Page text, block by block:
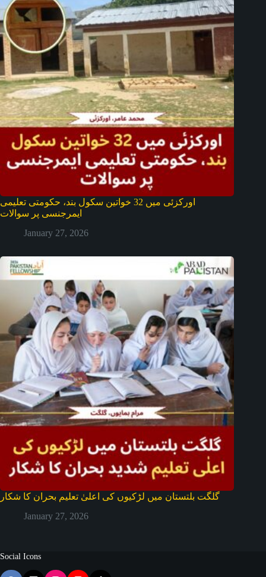
اورکزئی میں 32 خواتین سکول بند، حکومتی تعلیمی
ایمرجنسی پر سوالات
January 27, 2026
گلگت بلتستان میں لڑکیوں کی اعلیٰ تعلیم بحران کا شکار
January 27, 2026
Social Icons